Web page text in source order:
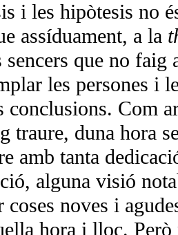
i les hipòtesis no
assíduament, a la
sencers que no
les persones i
conclusions. Com
traure, duna hora
amb tanta
alguna visió
coses noves i
hora i lloc. Però